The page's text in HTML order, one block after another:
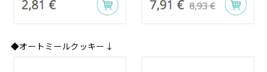
◆オートミールクッキー↓